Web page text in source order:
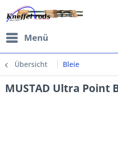
Menü
Übersicht Bleie
MUSTAD Ultra Point